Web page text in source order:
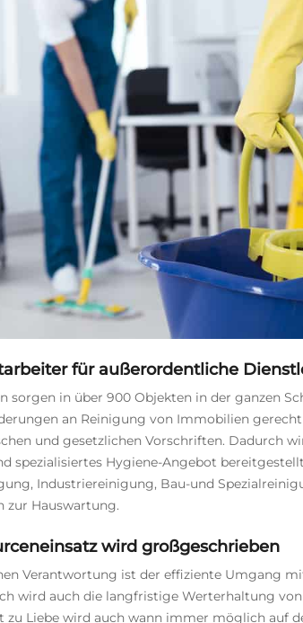
für außerordentliche
sorgen in über 900 Objekten in der ganzen
an Reinigung von Immobilien
und gesetzlichen Vorschriften. Dadurch
spezialisiertes Hygiene-Angebot
Industriereinigung, Bau-und
zur Hauswartung.
wird großgeschrieben
Verantwortung ist der effiziente Umgang
wird auch die langfristige Werterhaltung
Liebe wird auch wann immer möglich auf